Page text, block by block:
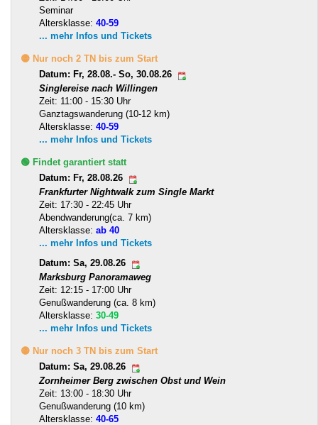
Seminar
Altersklasse: 40-59
... mehr Infos und Tickets
🟡 Nur noch 2 TN bis zum Start
Datum: Fr, 28.08.- So, 30.08.26
Singlereise nach Willingen
Zeit: 11:00 - 15:30 Uhr
Ganztagswanderung (10-12 km)
Altersklasse: 40-59
... mehr Infos und Tickets
🟢 Findet garantiert statt
Datum: Fr, 28.08.26
Frankfurter Nightwalk zum Single Markt
Zeit: 17:30 - 22:45 Uhr
Abendwanderung(ca. 7 km)
Altersklasse: ab 40
... mehr Infos und Tickets
Datum: Sa, 29.08.26
Marksburg Panoramaweg
Zeit: 12:15 - 17:00 Uhr
Genußwanderung (ca. 8 km)
Altersklasse: 30-49
... mehr Infos und Tickets
🟡 Nur noch 3 TN bis zum Start
Datum: Sa, 29.08.26
Zornheimer Berg zwischen Obst und Wein
Zeit: 13:00 - 18:30 Uhr
Genußwanderung (10 km)
Altersklasse: 40-65